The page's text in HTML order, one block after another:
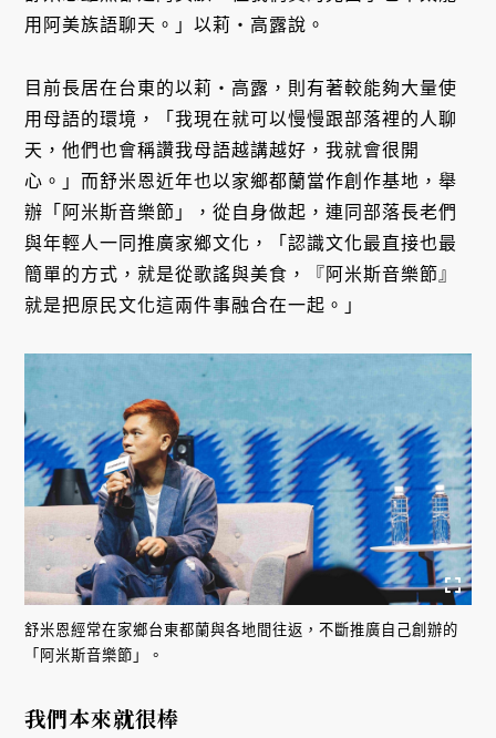
用阿美族語聊天。」以莉・高露說。
目前長居在台東的以莉・高露，則有著較能夠大量使
用母語的環境，「我現在就可以慢慢跟部落裡的人聊
天，他們也會稱讚我母語越講越好，我就會很開
心。」而舒米恩近年也以家鄉都蘭當作創作基地，舉
辦「阿米斯音樂節」，從自身做起，連同部落長老們
與年輕人一同推廣家鄉文化，「認識文化最直接也最
簡單的方式，就是從歌謠與美食，『阿米斯音樂節』
就是把原民文化這兩件事融合在一起。」
舒米恩經常在家鄉台東都蘭與各地間往返，不斷推廣自己創辦的
「阿米斯音樂節」。
我們本來就很棒